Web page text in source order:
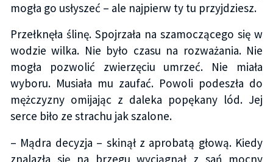
mogła go usłyszeć – ale najpierw ty tu przyjdziesz.
Przełknęła ślinę. Spojrzała na szamoczącego się w
wodzie wilka. Nie było czasu na rozważania. Nie
mogła pozwolić zwierzęciu umrzeć. Nie miała
wyboru. Musiała mu zaufać. Powoli podeszła do
mężczyzny omijając z daleka popękany lód. Jej
serce biło ze strachu jak szalone.
– Mądra decyzja – skinął z aprobatą głową. Kiedy
znalazła się na brzegu wyciągnął z sań mocny